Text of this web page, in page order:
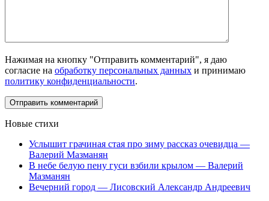
Нажимая на кнопку "Отправить комментарий", я даю
согласие на обработку персональных данных и принимаю
политику конфиденциальности.
Новые стихи
Услышит грачиная стая про зиму рассказ очевидца —
Валерий Мазманян
В небе белую пену гуси взбили крылом — Валерий
Мазманян
Вечерний город — Лисовский Александр Андреевич